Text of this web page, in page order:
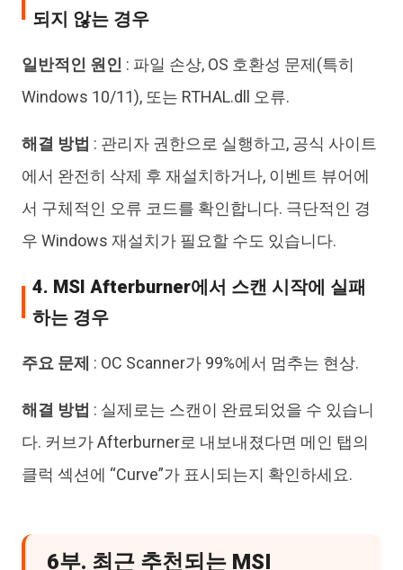
되지 않는 경우
일반적인 원인 : 파일 손상, OS 호환성 문제(특히
Windows 10/11), 또는 RTHAL.dll 오류.
해결 방법 : 관리자 권한으로 실행하고, 공식 사이트
에서 완전히 삭제 후 재설치하거나, 이벤트 뷰어에
서 구체적인 오류 코드를 확인합니다. 극단적인 경
우 Windows 재설치가 필요할 수도 있습니다.
4. MSI Afterburner에서 스캔 시작에 실패
하는 경우
주요 문제 : OC Scanner가 99%에서 멈추는 현상.
해결 방법 : 실제로는 스캔이 완료되었을 수 있습니
다. 커브가 Afterburner로 내보내졌다면 메인 탭의
클럭 섹션에 “Curve”가 표시되는지 확인하세요.
6부. 최근 추천되는 MSI